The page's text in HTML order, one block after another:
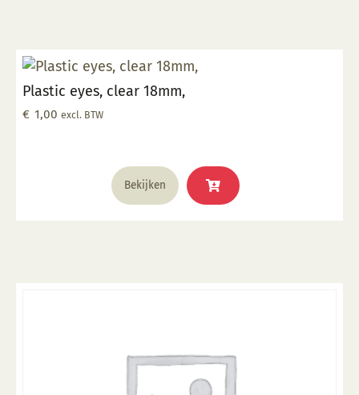
Plastic eyes, clear 18mm,
€ 1,00 excl. BTW
Bekijken